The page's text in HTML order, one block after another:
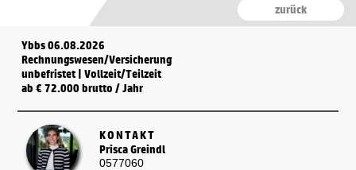
zurück
Ybbs 06.08.2026
Rechnungswesen/Versicherung
unbefristet | Vollzeit/Teilzeit
ab € 72.000 brutto / Jahr
KONTAKT
Prisca Greindl
0577060